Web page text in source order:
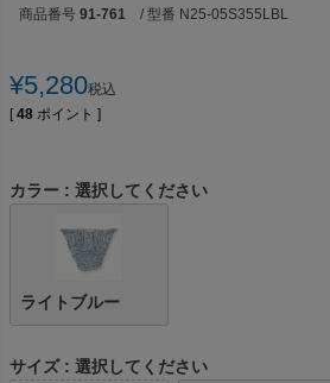
商品番号 91-761 / 型番 N25-05S355LBL
¥5,280税込
[ 48 ポイント ]
カラー 選択してください
ライトブルー
サイズ
選択してください